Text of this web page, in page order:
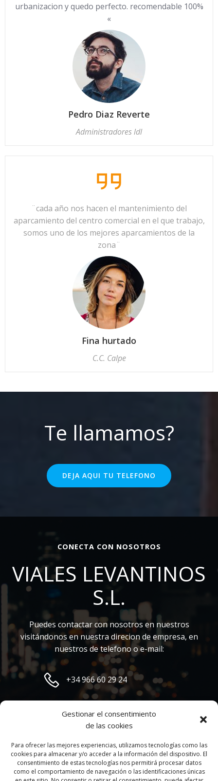
Gestionar el consentimiento
de las cookies
Para ofrecer las mejores experiencias, utilizamos tecnologías como las
cookies para almacenar y/o acceder a la información del dispositivo. El
consentimiento de estas tecnologías nos permitirá procesar datos
como el comportamiento de navegación o las identificaciones únicas
urbanizacion y quedo perfecto. recomendable 100%
«
Pedro Diaz Reverte
Administradores ldl
¨cada año nos hacen el mantenimiento del
aparcamiento del centro comercial en el que trabajo,
somos uno de los mejores aparcamientos de la
zona¨
Fina hurtado
C.C. Calpe
Te llamamos?
DEJA AQUI TU TELEFONO
CONECTA CON NOSOTROS
VIALES LEVANTINOS
S.L.
Puedes contactar con nosotros en nuestros
visitándonos en nuestra direcion de empresa, en
nuestros de telefono o e-mail:
+34 966 60 29 24
marc@vialeslevantinos.com
03690 San Vicente del Raspeig